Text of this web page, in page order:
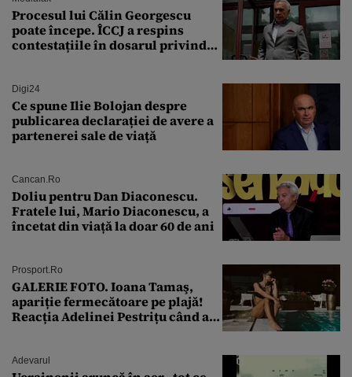
Procesul lui Călin Georgescu
poate începe. ÎCCJ a respins
contestațiile în dosarul privind
Digi24
Ce spune Ilie Bolojan despre
publicarea declarației de avere a
partenerei sale de viață
Cancan.ro
Doliu pentru Dan Diaconescu.
Fratele lui, Mario Diaconescu, a
încetat din viață la doar 60 de ani
Prosport.ro
GALERIE FOTO. Ioana Tamaş,
apariție fermecătoare pe plajă!
Reacția Adelinei Pestrițu când a
Adevarul